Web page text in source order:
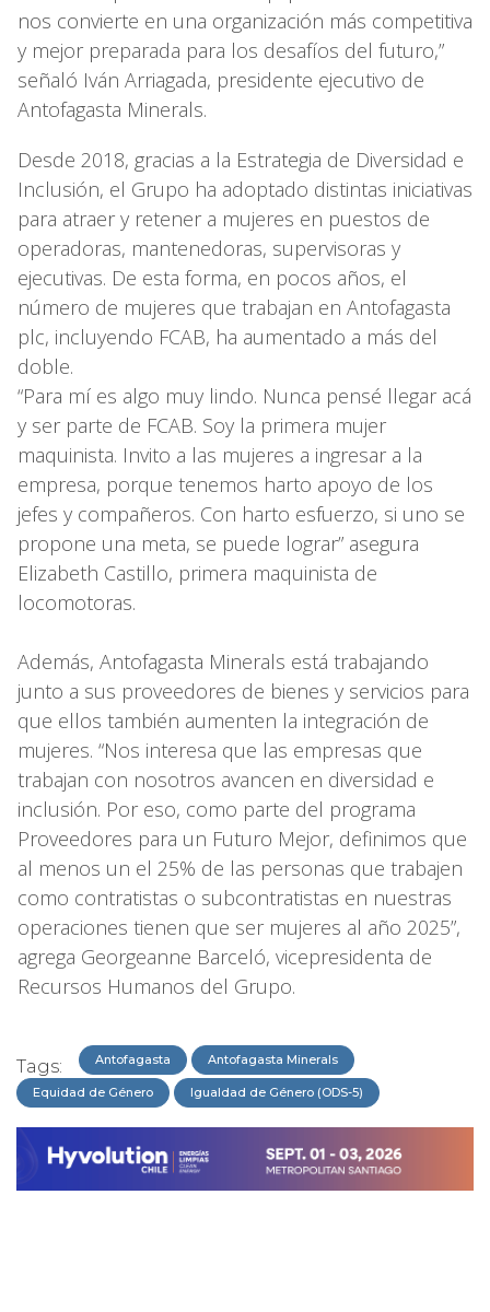
nos convierte en una organización más competitiva
y mejor preparada para los desafíos del futuro,”
señaló Iván Arriagada, presidente ejecutivo de
Antofagasta Minerals.
Desde 2018, gracias a la Estrategia de Diversidad e
Inclusión, el Grupo ha adoptado distintas iniciativas
para atraer y retener a mujeres en puestos de
operadoras, mantenedoras, supervisoras y
ejecutivas. De esta forma, en pocos años, el
número de mujeres que trabajan en Antofagasta
plc, incluyendo FCAB, ha aumentado a más del
doble.
“Para mí es algo muy lindo. Nunca pensé llegar acá
y ser parte de FCAB. Soy la primera mujer
maquinista. Invito a las mujeres a ingresar a la
empresa, porque tenemos harto apoyo de los
jefes y compañeros. Con harto esfuerzo, si uno se
propone una meta, se puede lograr” asegura
Elizabeth Castillo, primera maquinista de
locomotoras.
Además, Antofagasta Minerals está trabajando
junto a sus proveedores de bienes y servicios para
que ellos también aumenten la integración de
mujeres. “Nos interesa que las empresas que
trabajan con nosotros avancen en diversidad e
inclusión. Por eso, como parte del programa
Proveedores para un Futuro Mejor, definimos que
al menos un el 25% de las personas que trabajen
como contratistas o subcontratistas en nuestras
operaciones tienen que ser mujeres al año 2025”,
agrega Georgeanne Barceló, vicepresidenta de
Recursos Humanos del Grupo.
Tags: Antofagasta Antofagasta Minerals
Equidad de Género Igualdad de Género (ODS-5)